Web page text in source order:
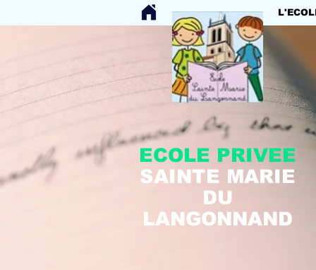
ECOLE PRIVEE
SAINTE MARIE
DU
LANGONNAND